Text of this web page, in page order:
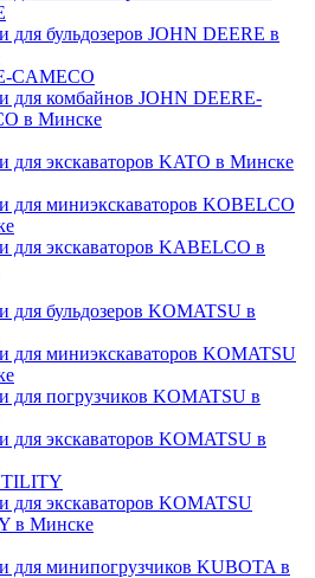
для бульдозеров JOHN DEERE в
CAMECO
для комбайнов JOHN DEERE-
в Минске
для экскаваторов KATO в Минске
для миниэкскаваторов KOBELCO
для экскаваторов KABELCO в
для бульдозеров KOMATSU в
для миниэкскаваторов KOMATSU
для погрузчиков KOMATSU в
для экскаваторов KOMATSU в
для экскаваторов KOMATSU
в Минске
для минипогрузчиков KUBOTA в